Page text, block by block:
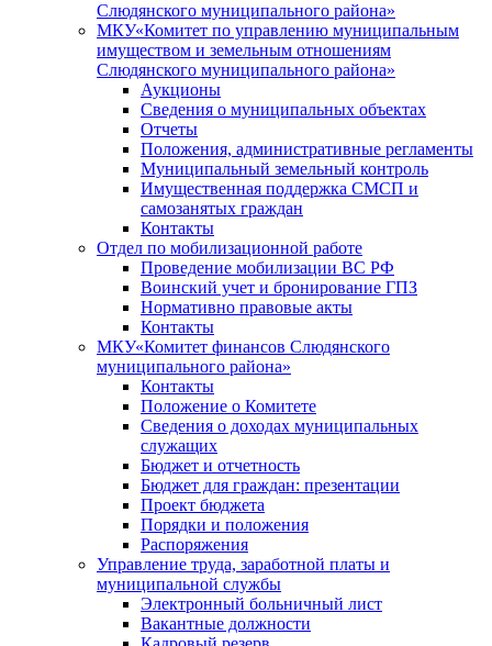
Слюдянского муниципального района»
МКУ«Комитет по управлению муниципальным
имуществом и земельным отношениям
Слюдянского муниципального района»
Аукционы
Сведения о муниципальных объектах
Отчеты
Положения, административные регламенты
Муниципальный земельный контроль
Имущественная поддержка СМСП и
самозанятых граждан
Контакты
Отдел по мобилизационной работе
Проведение мобилизации ВС РФ
Воинский учет и бронирование ГПЗ
Нормативно правовые акты
Контакты
МКУ«Комитет финансов Слюдянского
муниципального района»
Контакты
Положение о Комитете
Сведения о доходах муниципальных
служащих
Бюджет и отчетность
Бюджет для граждан: презентации
Проект бюджета
Порядки и положения
Распоряжения
Управление труда, заработной платы и
муниципальной службы
Электронный больничный лист
Вакантные должности